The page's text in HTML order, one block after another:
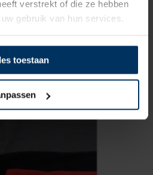
verstrekt of die ze hebben
gebruik van hun services.
toestaan
bolvormige fender
zwart
F9200605
incl BTW